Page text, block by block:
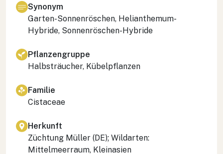
Synonym
Garten-Sonnenröschen, Helianthemum-
Hybride, Sonnenröschen-Hybride
Pflanzengruppe
Halbsträucher, Kübelpflanzen
Familie
Cistaceae
Herkunft
Züchtung Müller (DE); Wildarten:
Mittelmeerraum, Kleinasien